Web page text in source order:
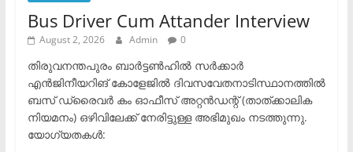
Bus Driver Cum Attander Interview
August 2, 2026 Admin 0
തിരുവനന്തപുരം ബാർട്ടൺഹിൽ സർക്കാർ
എൻജിനീയറിങ് കോളേജിൽ ദിവസവേതനാടിസ്ഥാനത്തിൽ
ബസ് ഡ്രൈവർ കം ഓഫീസ് അറ്റൻഡന്റ് (താത്ക്കാലിക
നിയമനം) ഒഴിവിലേക്ക് നേരിട്ടുള്ള അഭിമുഖം നടത്തുന്നു.​
യോഗ്യതകൾ: